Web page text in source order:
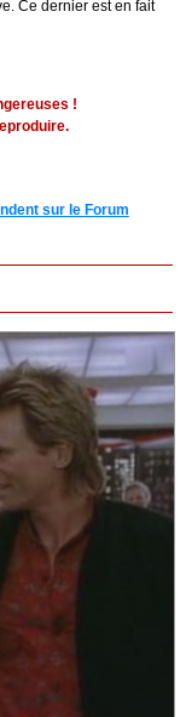
Ce dernier est en fait
!
sur le Forum